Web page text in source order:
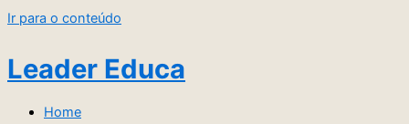
Ir para o conteúdo
Leader Educa
Home